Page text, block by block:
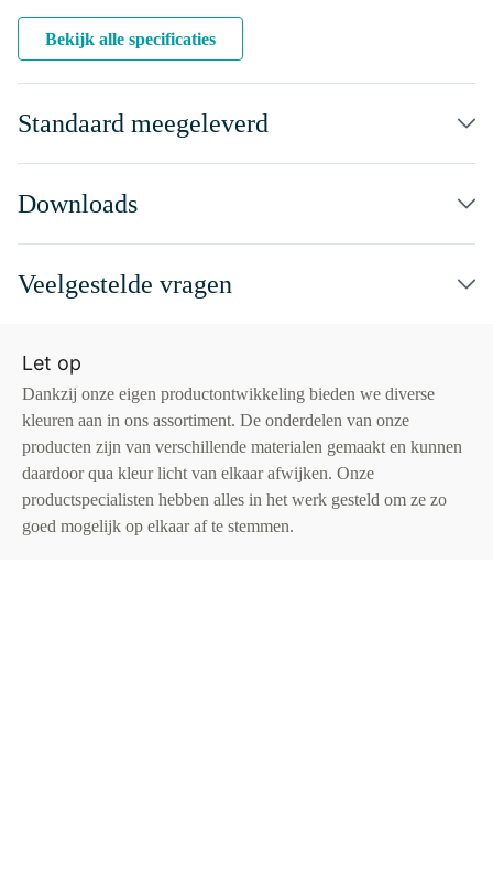
Bekijk alle specificaties
Standaard meegeleverd
Downloads
Veelgestelde vragen
Let op
Dankzij onze eigen productontwikkeling bieden we diverse
kleuren aan in ons assortiment. De onderdelen van onze
producten zijn van verschillende materialen gemaakt en kunnen
daardoor qua kleur licht van elkaar afwijken. Onze
productspecialisten hebben alles in het werk gesteld om ze zo
goed mogelijk op elkaar af te stemmen.